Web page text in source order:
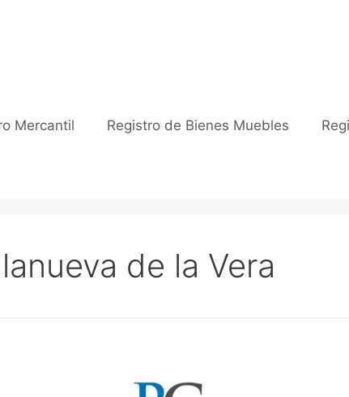
Mercantil Registro de Bienes Muebles
de la Vera